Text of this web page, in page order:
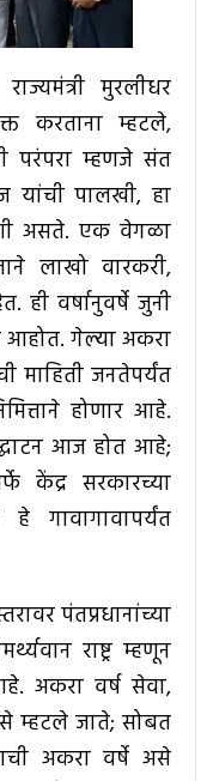
मुरलीधर
करताना म्हटले,
परंपरा म्हणजे संत
यांची पालखी, हा
असते. एक वेगळा
लाखो वारकरी,
ही वर्षानुवर्षे जुनी
आहोत. गेल्या अकरा
माहिती जनतेपर्यंत
होणार आहे.
आज होत आहे;
केंद्र सरकारच्या
गावागावापर्यंत
पंतप्रधानांच्या
राष्ट्र म्हणून
अकरा वर्ष सेवा,
म्हटले जाते; सोबत
अकरा वर्षे असे